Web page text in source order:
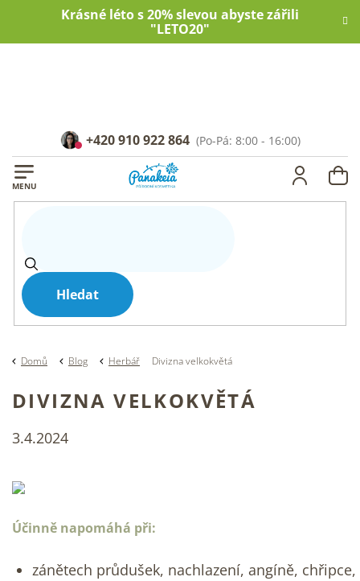
Krásné léto s 20% slevou abyste zářili
"LETO20"
Hledat
+420 910 922 864
Domů Blog Herbář Divizna velkokvětá
DIVIZNA VELKOKVĚTÁ
3.4.2024
Účinně napomáhá při:
zánětech průdušek, nachlazení, angíně, chřipce,